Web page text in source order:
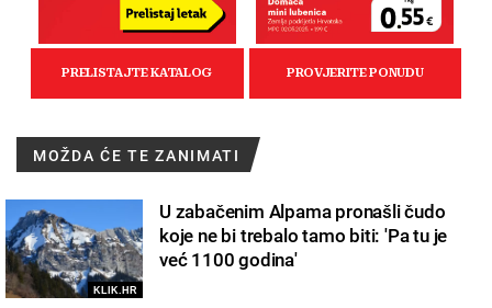
MOŽDA ĆE TE ZANIMATI
KLIK.HR
U zabačenim Alpama pronašli čudo
koje ne bi trebalo tamo biti: 'Pa tu je
već 1100 godina'